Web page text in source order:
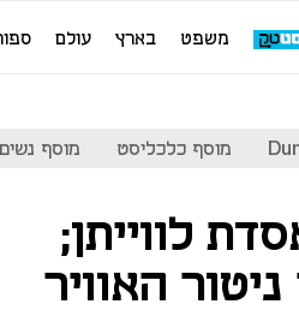
משפט בארץ עולם
מוסף כלכליסט מוסף נשים 2025
לווייתן;
האוויר